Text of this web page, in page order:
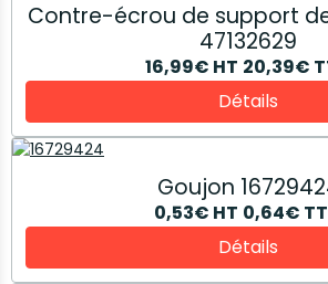
Contre-écrou de support
47132629
16,99€ HT 20,39€
Détails
Goujon
0,53€ HT 0,64€
Détails